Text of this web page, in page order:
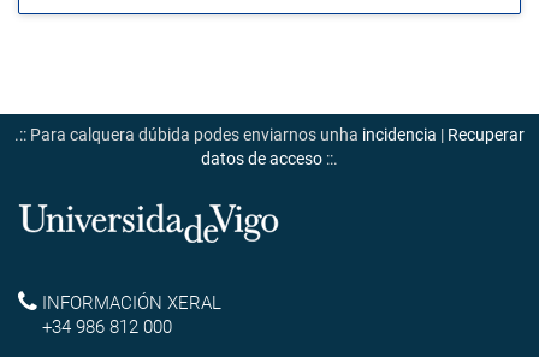
.:: Para calquera dúbida podes enviarnos unha incidencia | Recuperar
datos de acceso ::.
Universidade
Vigo
Reitoría
INFORMACIÓN XERAL
+34 986 812 000